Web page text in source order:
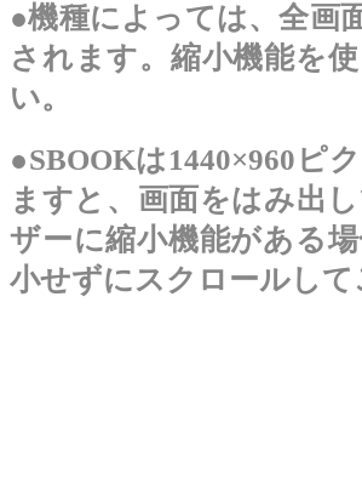
●機種によっては、全画
されます。縮小機能を
い。
●SBOOKは1440×960ピ
ますと、画面をはみ出
ザーに縮小機能がある
小せずにスクロールし